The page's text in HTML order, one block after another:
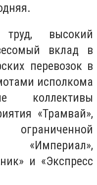
высокий
вклад в
перевозок в
исполкома
коллективы
«Трамвай»,
«Империал»,
и «Экспресс